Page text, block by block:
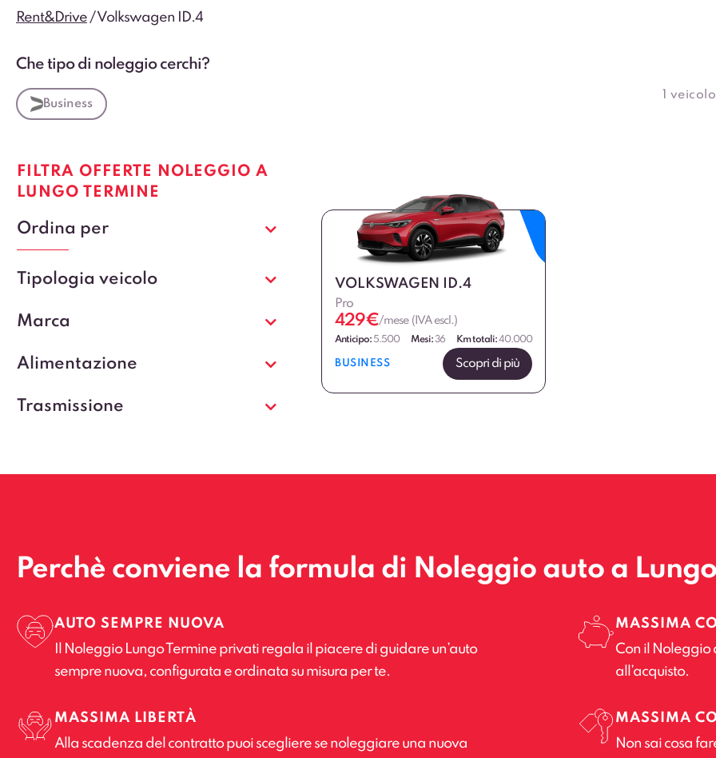
Rent&Drive /Volkswagen ID.4
Che tipo di noleggio cerchi?
Business
1 veicolo
VOLKSWAGEN ID.4
Pro
429€/mese (IVA escl.)
Anticipo: 5.500 Mesi:36 Km totali:40.000
BUSINESS Scopri di più
FILTRA OFFERTE NOLEGGIO A
LUNGO TERMINE
Ordina per
Tipologia veicolo
Marca
Alimentazione
Trasmissione
Perchè conviene la formula di Noleggio auto a
AUTO SEMPRE NUOVA
Il Noleggio Lungo Termine privati regala il piacere di guidare un’auto
sempre nuova, configurata e ordinata su misura per te.
MASSIMA
Con il Noleggio
all’acquisto.
MASSIMA LIBERTÀ
Alla scadenza del contratto puoi scegliere se noleggiare una nuova
MASSIMA
Non sai cosa